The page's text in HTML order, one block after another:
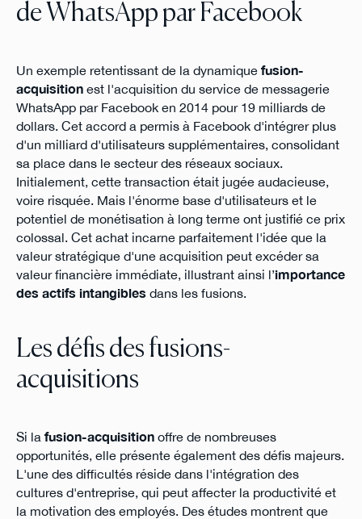
de WhatsApp par Facebook
Un exemple retentissant de la dynamique fusion-
acquisitionest l'acquisition du service de messagerie
WhatsApp par Facebook en 2014 pour 19 milliards de
dollars. Cet accord a permis à Facebook d'intégrer plus
d'un milliard d'utilisateurs supplémentaires, consolidant
sa place dans le secteur des réseaux sociaux.
Initialement, cette transaction était jugée audacieuse,
voire risquée. Mais l'énorme base d'utilisateurs et le
potentiel de monétisation à long terme ont justifié ce prix
colossal. Cet achat incarne parfaitement l'idée que la
valeur stratégique d'une acquisition peut excéder sa
valeur financière immédiate, illustrant ainsi l’importance
des actifs intangibles dans les fusions.
Les défis des fusions-
acquisitions
Si la fusion-acquisitionoffre de nombreuses
opportunités, elle présente également des défis majeurs.
L'une des difficultés réside dans l'intégration des
cultures d'entreprise, qui peut affecter la productivité et
la motivation des employés. Des études montrent que